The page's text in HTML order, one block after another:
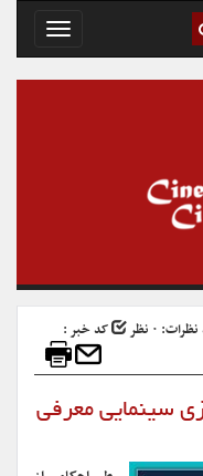
Toggle
۰ نظر
کد خبر :
سینمایی معرفی